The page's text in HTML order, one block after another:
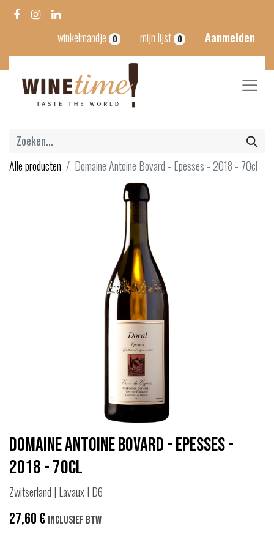
winkelmandje 0 mijn lijst 0 Aanmelden
Alle producten Domaine Antoine Bovard - Epesses - 2018 - 70cl
Domaine Antoine Bovard - Epesses -
2018 - 70cl
Zwitserland | Lavaux I D6
27,60€ Inclusief btw